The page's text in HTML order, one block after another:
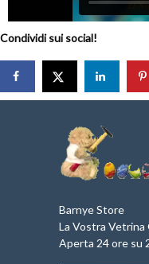
Condividi sui social!
Barnye Store
La Vostra Vetrina
Aperta 24 ore su